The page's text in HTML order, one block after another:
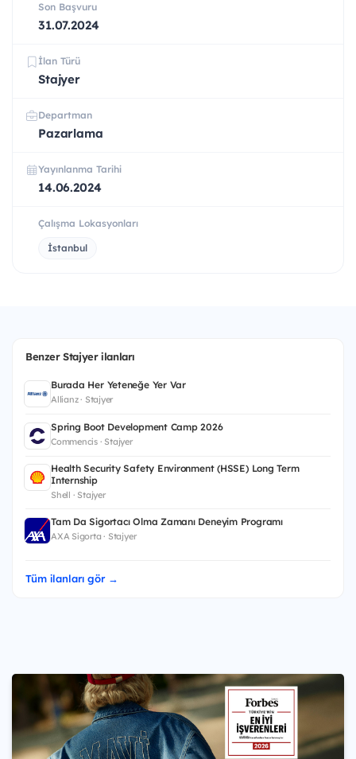
Son Başvuru
31.07.2024
İlan Türü
Stajyer
Departman
Pazarlama
Yayınlanma Tarihi
14.06.2024
Çalışma Lokasyonları
İstanbul
Benzer Stajyer ilanları
Burada Her Yeteneğe Yer Var
Allianz · Stajyer
Spring Boot Development Camp 2026
Commencis · Stajyer
Health Security Safety Environment (HSSE) Long Term
Internship
Shell · Stajyer
Tam Da Sigortacı Olma Zamanı Deneyim Programı
AXA Sigorta · Stajyer
Tüm ilanları gör →